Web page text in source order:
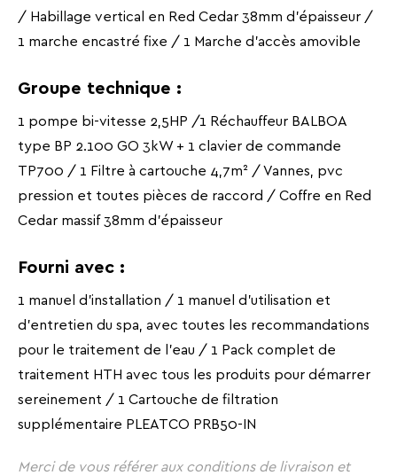
/ Habillage vertical en Red Cedar 38mm d'épaisseur /
1 marche encastré fixe / 1 Marche d'accès amovible
Groupe technique :
1 pompe bi-vitesse 2,5HP /1 Réchauffeur BALBOA
type BP 2.100 GO 3kW + 1 clavier de commande
TP700 / 1 Filtre à cartouche 4,7m² / Vannes, pvc
pression et toutes pièces de raccord / Coffre en Red
Cedar massif 38mm d'épaisseur
Fourni avec :
1 manuel d'installation / 1 manuel d'utilisation et
d'entretien du spa, avec toutes les recommandations
pour le traitement de l'eau / 1 Pack complet de
traitement HTH avec tous les produits pour démarrer
sereinement / 1 Cartouche de filtration
supplémentaire PLEATCO PRB50-IN
Merci de vous référer aux conditions de livraison et